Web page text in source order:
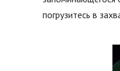
погрузитесь в